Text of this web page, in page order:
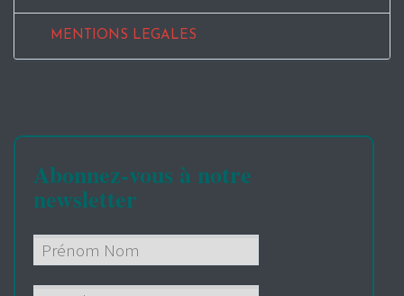
MENTIONS LEGALES
Abonnez-vous à notre
newsletter